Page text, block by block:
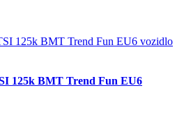
125k BMT Trend Fun EU6